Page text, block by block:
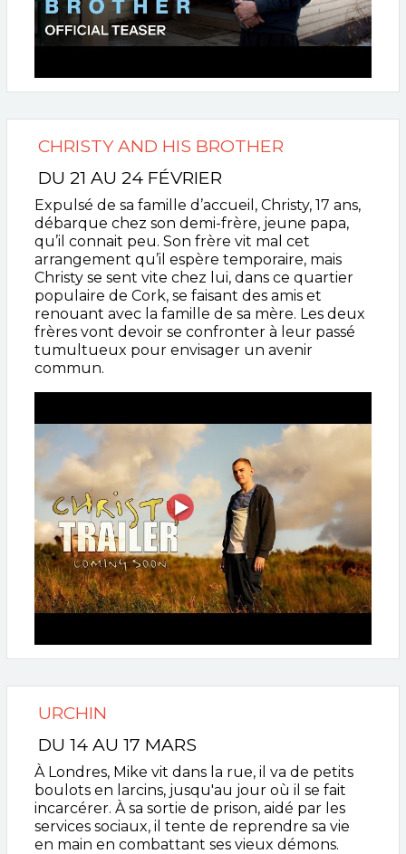
CHRISTY AND HIS BROTHER
DU 21 AU 24 FÉVRIER
Expulsé de sa famille d’accueil, Christy, 17 ans,
débarque chez son demi-frère, jeune papa,
qu’il connait peu. Son frère vit mal cet
arrangement qu’il espère temporaire, mais
Christy se sent vite chez lui, dans ce quartier
populaire de Cork, se faisant des amis et
renouant avec la famille de sa mère. Les deux
frères vont devoir se confronter à leur passé
tumultueux pour envisager un avenir
commun.
URCHIN
DU 14 AU 17 MARS
À Londres, Mike vit dans la rue, il va de petits
boulots en larcins, jusqu'au jour où il se fait
incarcérer. À sa sortie de prison, aidé par les
services sociaux, il tente de reprendre sa vie
en main en combattant ses vieux démons.